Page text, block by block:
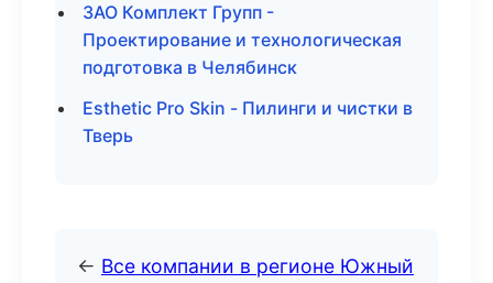
ЗАО Комплект Групп -
Проектирование и технологическая
подготовка в Челябинск
Esthetic Pro Skin - Пилинги и чистки в
Тверь
← Все компании в регионе Южный